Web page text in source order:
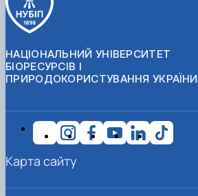
НАЦІОНАЛЬНИЙ УНІВЕРСИТЕТ
БІОРЕСУРСІВ І
ПРИРОДОКОРИСТУВАННЯ УКРАЇНИ
Карта сайту